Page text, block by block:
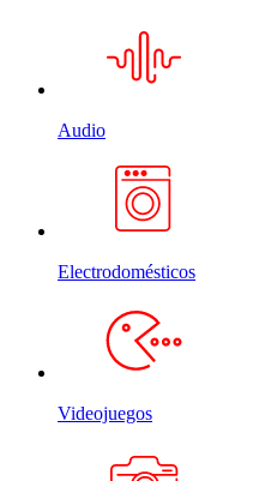
Audio
Electrodomésticos
Videojuegos